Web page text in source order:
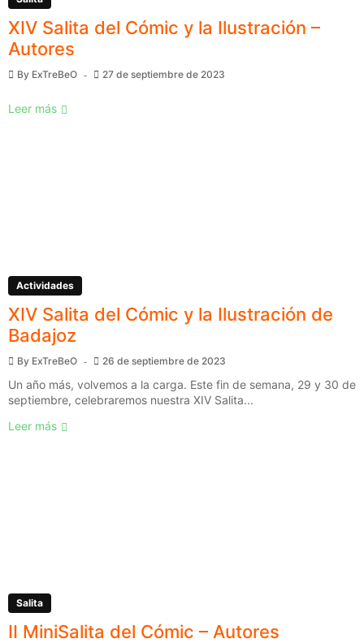
XIV Salita del Cómic y la Ilustración –
Autores
By ExTreBeO 27 de septiembre de 2023
Leer más
Actividades
XIV Salita del Cómic y la Ilustración de
Badajoz
By ExTreBeO 26 de septiembre de 2023
Un año más, volvemos a la carga. Este fin de semana, 29 y 30 de
septiembre, celebraremos nuestra XIV Salita...
Leer más
Salita
II MiniSalita del Cómic – Autores